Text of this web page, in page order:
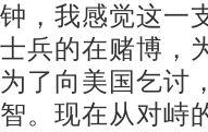
，我感觉这一
兵的在赌博，
了向美国乞讨
。现在从对峙